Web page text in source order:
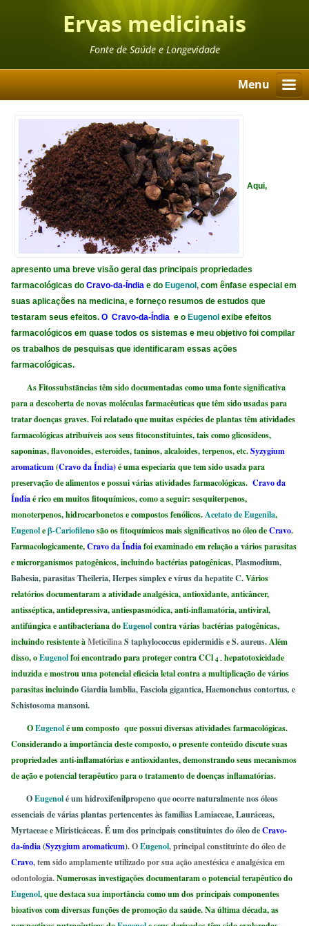
Ervas medicinais
Fonte de Saúde e Longevidade
Menu
Aqui,
apresento uma breve visão geral das principais propriedades
farmacológicas do Cravo-da-Índia e do Eugenol,com ênfase especial em
suas aplicações na medicina, e forneço resumos de estudos que
testaram seus efeitos. O Cravo-da-Índia e o Eugenol exibe efeitos
farmacológicos em quase todos os sistemas e meu objetivo foi compilar
os trabalhos de pesquisas que identificaram essas ações
farmacológicas.
As Fitossubstãncias têm sido documentadas como uma fonte significativa
para a descoberta de novas moléculas farmacêuticas que têm sido usadas para
tratar doenças graves. Foi relatado que muitas espécies de plantas têm atividades
farmacológicas atribuíveis aos seus fitoconstituintes, tais como glicosídeos,
saponinas, flavonoides, esteroides, taninos, alcaloides, terpenos, etc.Syzygium
aromaticum(Cravo da Índia)é uma especiaria que tem sido usada para
preservação de alimentos e possui várias atividades farmacológicas. Cravo da
Índiaé rico em muitos fitoquímicos, como a seguir: sesquiterpenos,
monoterpenos, hidrocarbonetos e compostos fenólicos.Acetato de Eugenila,
Eugenoleβ-Cariofilenosão os fitoquímicos mais significativos no óleo deCravo.
Farmacologicamente,Cravo da Índiafoi examinado em relação a vários parasitas
e microrganismos patogênicos, incluindo bactérias patogênicas,Plasmodium,
Babesia, parasitas Theileria, Herpes simplex e vírus da hepatite C. Vários
relatórios documentaram a atividade analgésica, antioxidante, anticâncer,
antisséptica, antidepressiva, antiespasmódica, anti-inflamatória, antiviral,
antifúngica e antibacteriana doEugenolcontra várias bactérias patogênicas,
incluindo resistente àMeticilinaS taphylococcus epidermidis e S. aureus. Além
disso, oEugenolfoi encontrado para proteger contra CCl4 - hepatotoxicidade
induzida e mostrou uma potencial eficácia letal contra a multiplicação de vários
parasitas incluindoGiardia lamblia, Fasciola gigantica, Haemonchus contortus, e
Schistosoma mansoni.
OEugenolé um composto que possui diversas atividades farmacológicas.
Considerando a importância deste composto, o presente conteúdo discute suas
propriedades anti-inflamatórias e antioxidantes, demonstrando seus mecanismos
de ação e potencial terapêutico para o tratamento de doenças inflamatórias.
OEugenolé um hidroxifenilpropeno que ocorre naturalmente nos óleos
essenciais de várias plantas pertencentes às famílias Lamiaceae, Lauráceas,
Myrtaceae e Miristicáceas. É um dos principais constituintes do óleo deCravo-
da-índia(Syzygium aromaticum).OEugenol, principal constituinte do óleo de
Cravo, tem sido amplamente utilizado por sua ação anestésica e analgésica em
odontologia.Numerosas investigações documentaram o potencial terapêutico do
Eugenol, que destaca sua importância como um dos principais componentes
bioativos com diversas funções de promoção da saúde. Na última década, as